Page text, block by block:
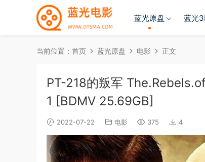
蓝光原盘 蓝光
当前位置： 首页 蓝光原盘 电影 正文
PT-218的叛军
1 [BDMV 25.69GB]
2022-07-22 电影 375 4